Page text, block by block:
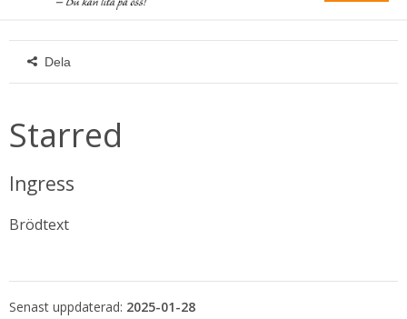
Dela
Starred
Ingress
Brödtext
Senast uppdaterad: 2025-01-28